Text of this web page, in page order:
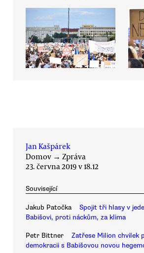
Jan Kašpárek
Domov → Zpráva
23. června 2019 v 18.12
Související
Jakub Patočka
Spojit tři hlasy v
Babišovi, proti náckům, za klima
Petr Bittner
Zatřese Milion chvilek
demokracii s Babišovou novou